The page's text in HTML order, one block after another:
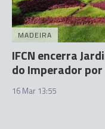
MADEIRA
IFCN encerra
do Imperador
16 Mar 13:55